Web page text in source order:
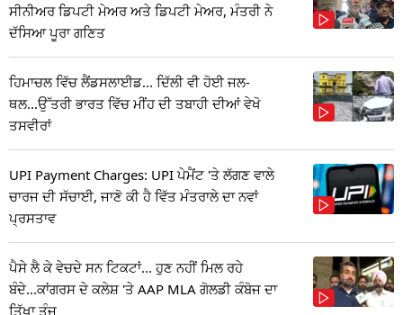
ਸੀਨੀਅਰ ਡਿਪਟੀ ਮੇਅਰ ਅਤੇ ਡਿਪਟੀ ਮੇਅਰ, ਮੰਤਰੀ ਨੇ
ਦੱਸਿਆ ਪੂਰਾ ਗਣਿਤ
ਹਿਮਾਚਲ ਵਿੱਚ ਲੈਂਡਸਲਾਈਡ... ਦਿੱਲੀ ਵੀ ਹੋਈ ਜਲ-
ਥਲ...ਉੱਤਰੀ ਭਾਰਤ ਵਿੱਚ ਮੀਂਹ ਦੀ ਤਬਾਹੀ ਦੀਆਂ ਵੇਖੋ
ਤਸਵੀਰਾਂ
UPI Payment Charges: UPI ਪੇਮੈਂਟ 'ਤੇ ਲੱਗਣ ਵਾਲੇ
ਚਾਰਜ ਦੀ ਸੱਚਾਈ, ਜਾਣੋ ਕੀ ਹੈ ਵਿੱਤ ਮੰਤਰਾਲੇ ਦਾ ਨਵਾਂ
ਪ੍ਰਸਤਾਵ
ਪੈਸੇ ਲੈ ਕੇ ਵੇਚਦੇ ਸਨ ਟਿਕਟਾਂ... ਹੁਣ ਨਹੀਂ ਮਿਲ ਰਹੇ
ਬੰਦੇ...ਕਾਂਗਰਸ ਦੇ ਕਲੇਸ਼ 'ਤੇ AAP MLA ਗੋਲਡੀ ਕੰਬੋਜ ਦਾ
ਤਿੱਖਾ ਤੰਜ